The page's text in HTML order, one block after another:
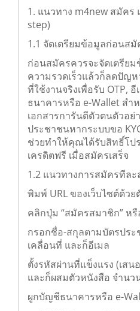
1. แนวทาง m4new สมัคร
step)
1.1 จัดเตรียมข้อมูลก่อนสมั
ก่อนสมัครควรจะจัดเตรีย
ความรวดเร็วแล้วก็ลดปัญ
ที่ใช้งานจริงเพื่อรับ OTP,
ธนาคารหรือ e-Wallet สำ
เอกสารการันตีตัวตนตัวอย่
ประชาชนหากระบบขอ
ช่วยทำให้คุณได้รับสิทธิ์โป
เครดิตฟรี เมื่อสมัครเสร็จ
1.2 แนวทางการสมัครทีละ
พิมพ์ URL ของเว็บไซต์ด้วย
คลิกปุ่ม “สมัครสมาชิก” หรื
กรอกชื่อ-สกุลตามบัตรปร
เคลื่อนที่ และก็อีเมล
ตั้งรหัสผ่านที่แข็งแรง (เสน
และก็ผสมตัวหนังสือ จำนว
ผูกบัญชีธนาคารหรือ e-